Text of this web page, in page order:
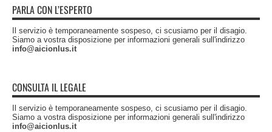
PARLA CON L’ESPERTO
Il servizio è temporaneamente sospeso, ci scusiamo per il disagio.
Siamo a vostra disposizione per informazioni generali sull'indirizzo
info@aicionlus.it
CONSULTA IL LEGALE
Il servizio è temporaneamente sospeso, ci scusiamo per il disagio.
Siamo a vostra disposizione per informazioni generali sull'indirizzo
info@aicionlus.it